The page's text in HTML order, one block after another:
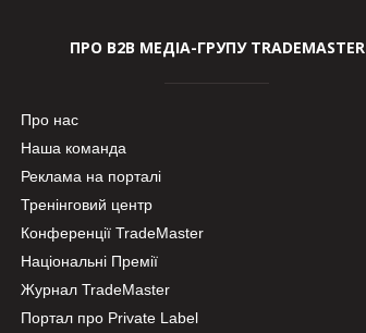
ПРО В2В МЕДІА-ГРУПУ TRADEMASTER
Про нас
Наша команда
Реклама на порталі
Тренінговий центр
Конференції TradeMaster
Національні Премії
Журнал TradeMaster
Портал про Private Label